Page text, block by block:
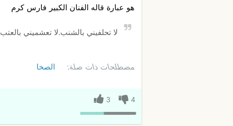
هو عبارة قاله الفنان الكبير فارس كرم
لا تحلفيني بالشنب.لا تعشميني بالعتب
مصطلحات ذات صلة: الصخا
4
3